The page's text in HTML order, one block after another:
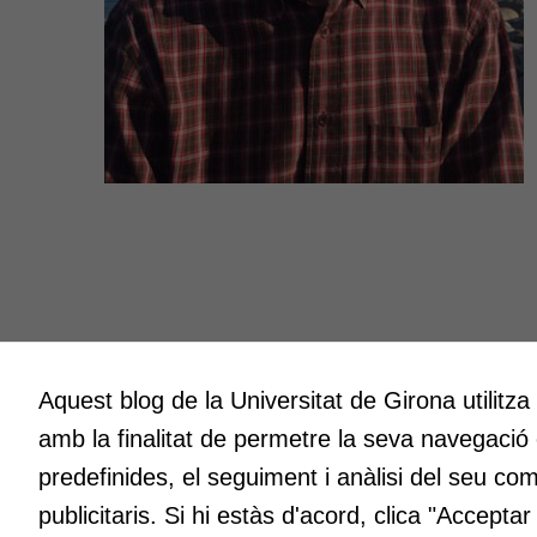
Innovació
A l’ICE ens entusiasma la innovació.
Volem que sigui l’impuls per millorar
universitat i fer que la qualitat en sigui el
Volem
espais
maneres
Aquest blog de la Universitat de Girona
amb la finalitat de permetre la seva
predefinides, el seguiment i anàlisi del seu
publicitaris. Si hi estàs d'acord, clica